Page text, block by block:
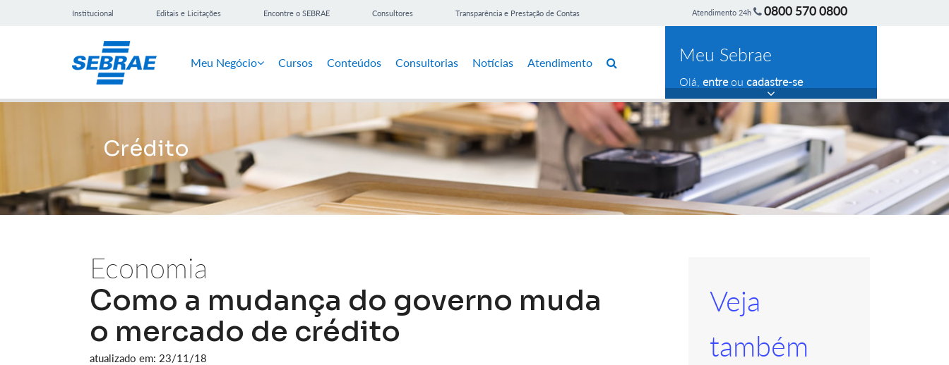
Institucional Editais e Licitações Encontre o SEBRAE Consultores Transparência e Prestação de Contas Atendimento 24h 0800 570 0800
Meu Negócio Cursos Conteúdos Consultorias Notícias Atendimento Meu Sebrae
Olá, entreou cadastre-se
Crédito
Economia
Como a mudança do governo muda
o mercado de crédito
atualizado em: 23/11/18
Veja
também